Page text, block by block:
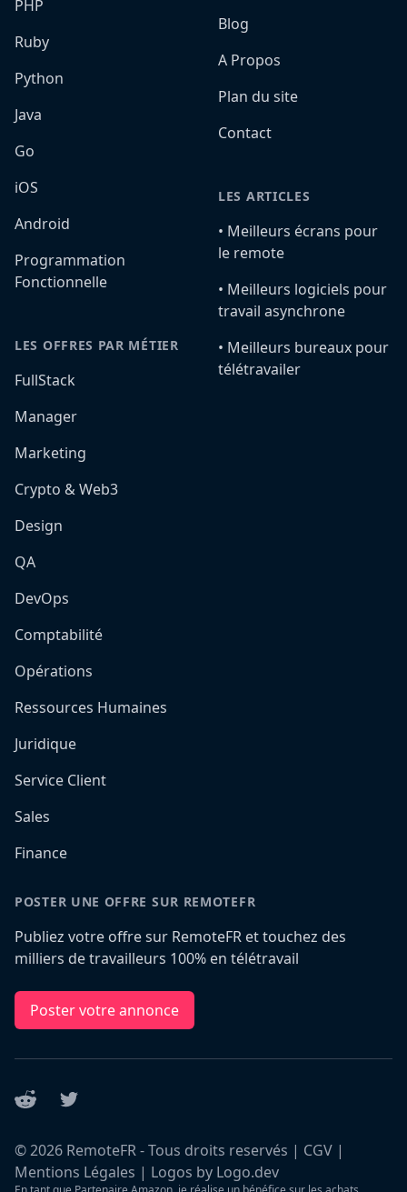
PHP
Ruby
Python
Java
Go
iOS
Android
Programmation
Fonctionnelle
LES OFFRES PAR MÉTIER
FullStack
Manager
Marketing
Crypto & Web3
Design
QA
DevOps
Comptabilité
Opérations
Ressources Humaines
Juridique
Service Client
Sales
Finance
Blog
A Propos
Plan du site
Contact
LES ARTICLES
•️ Meilleurs écrans pour
le remote
•️ Meilleurs logiciels pour
travail asynchrone
•️ Meilleurs bureaux pour
télétravailer
POSTER UNE OFFRE SUR REMOTEFR
Publiez votre offre sur RemoteFR et touchez des
milliers de travailleurs 100% en télétravail
Poster votre annonce
Reddit Twitter
©2026 RemoteFR - Tous droits reservés | CGV |
Mentions Légales | Logos by Logo.dev